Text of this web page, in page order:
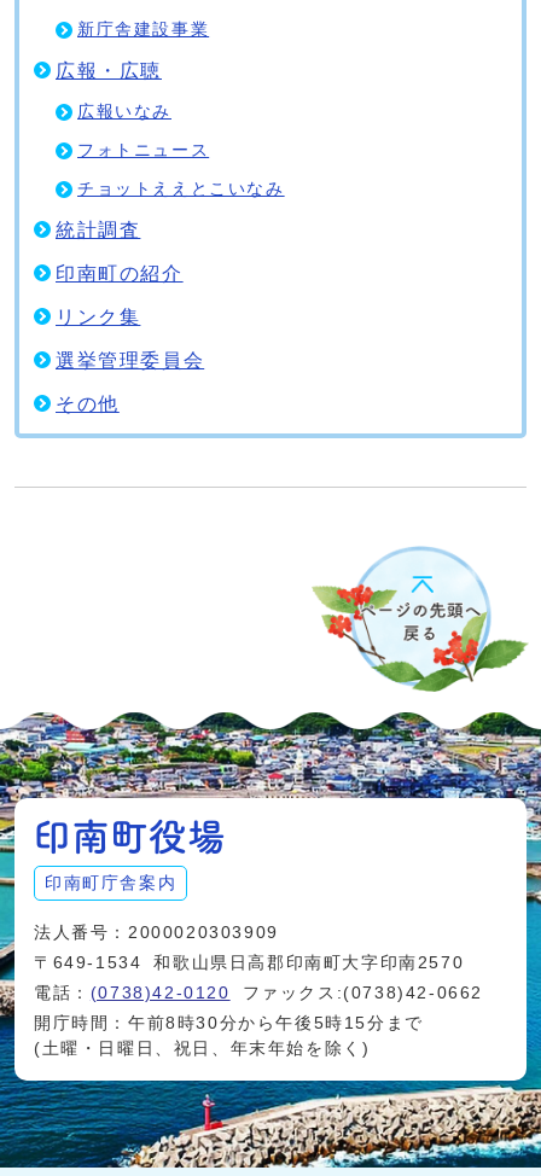
新庁舎建設事業
広報・広聴
広報いなみ
フォトニュース
チョットええとこいなみ
統計調査
印南町の紹介
リンク集
選挙管理委員会
その他
印南町庁舎案内
法人番号：2000020303909
〒649-1534
和歌山県日高郡印南町大字印南2570
電話： (0738)42-0120
ファックス:(0738)42-0662
開庁時間：午前8時30分から午後5時15分まで
(土曜・日曜日、祝日、年末年始を除く)